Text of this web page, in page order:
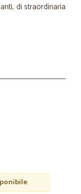
di straordinaria